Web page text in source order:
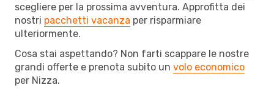
scegliere per la prossima avventura. Approfitta dei
nostri pacchetti vacanza per risparmiare
ulteriormente.
Cosa stai aspettando? Non farti scappare le nostre
grandi offerte e prenota subito un volo economico
per Nizza.